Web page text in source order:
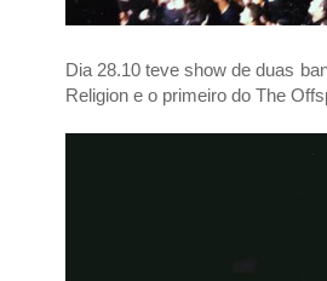
Dia 28.10 teve show de duas
Religion e o primeiro do The